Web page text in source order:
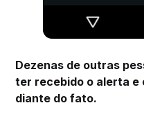
Dezenas de outras
ter recebido o alerta e
diante do fato.